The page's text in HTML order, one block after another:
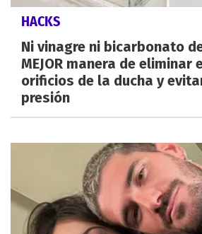
HACKS
Ni vinagre ni bicarbonato
MEJOR manera de eliminar
orificios de la ducha y evitar
presión